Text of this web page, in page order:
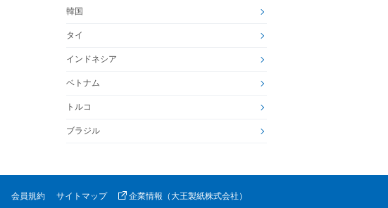
韓国
タイ
インドネシア
ベトナム
トルコ
ブラジル
会員規約 サイトマップ 企業情報（大王製紙株式会社）